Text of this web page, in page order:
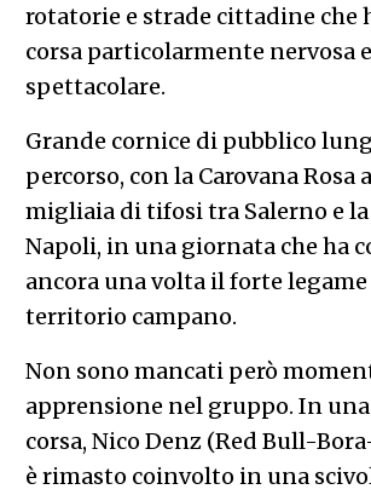
rotatorie e strade cittadine che
corsa particolarmente nervosa e
spettacolare.
Grande cornice di pubblico
percorso, con la Carovana Rosa
migliaia di tifosi tra Salerno e
Napoli, in una giornata che ha
ancora una volta il forte
territorio campano.
Non sono mancati però
apprensione nel gruppo. In
corsa, Nico Denz (Red Bull-
è rimasto coinvolto in una